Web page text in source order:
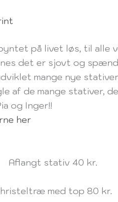
på livet løs, til alle
det er sjovt og
mange nye
af de mange stativer,
og Inger!!
her
Aflangt stativ 40 kr.
med top 80 kr.